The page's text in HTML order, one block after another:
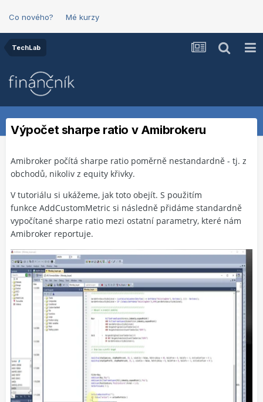
Co nového? Mé kurzy
TechLab
Výpočet sharpe ratio v Amibrokeru
Amibroker počítá sharpe ratio poměrně nestandardně - tj. z
obchodů, nikoliv z equity křivky.
V tutoriálu si ukážeme, jak toto obejít. S použitím
funkce AddCustomMetric si následně přidáme standardně
vypočítané sharpe ratio mezi ostatní parametry, které nám
Amibroker reportuje.